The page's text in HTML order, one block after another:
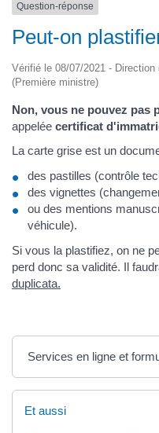
Question-réponse
Peut-on
Vérifié le 08/07/2021 -
(Première ministre)
Non, vous ne pouvez pas
appelée certificat
La carte grise est un
des pastilles (contrôle
des vignettes
ou des mentions
véhicule).
Si vous la plastifiez, on ne
perd donc sa validité. Il
duplicata.
Services en ligne et
Et aussi